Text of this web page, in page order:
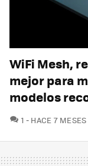
WiFi Mesh,
mejor para
modelos
1 COMENTARIOS
HACE 7 MESES